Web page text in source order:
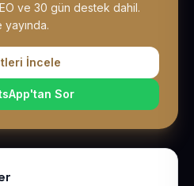
ve 30 gün destek dahil.
İncele
Sor